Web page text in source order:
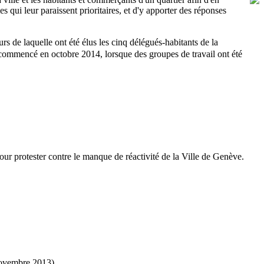
qui leur paraissent prioritaires, et d'y apporter des réponses
de laquelle ont été élus les cinq délégués-habitants de la
en octobre 2014, lorsque des groupes de travail ont été
protester contre le manque de réactivité de la Ville de Genève.